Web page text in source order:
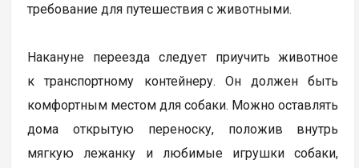
требование для путешествия с животными.
Накануне переезда следует приучить животное
к транспортному контейнеру. Он должен быть
комфортным местом для собаки. Можно оставлять
дома открытую переноску, положив внутрь
мягкую лежанку и любимые игрушки собаки,